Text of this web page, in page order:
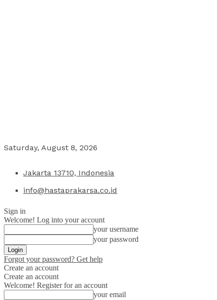
Saturday, August 8, 2026
Jakarta 13710, Indonesia
info@hastaprakarsa.co.id
Sign in
Welcome! Log into your account
your username
your password
Forgot your password? Get help
Create an account
Create an account
Welcome! Register for an account
your email